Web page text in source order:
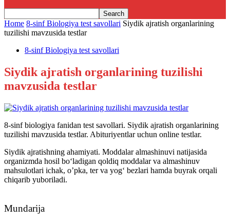
Home 8-sinf Biologiya test savollari Siydik ajratish organlarining
tuzilishi mavzusida testlar
8-sinf Biologiya test savollari
Siydik ajratish organlarining tuzilishi
mavzusida testlar
8-sinf biologiya fanidan test savollari. Siydik ajratish organlarining
tuzilishi mavzusida testlar. Abituriyentlar uchun online testlar.
Siydik ajratishning ahamiyati. Moddalar almashinuvi natijasida
organizmda hosil bo‘ladigan qoldiq moddalar va almashinuv
mahsulotlari ichak, o’pka, ter va yog‘ bezlari hamda buyrak orqali
chiqarib yuboriladi.
Mundarija